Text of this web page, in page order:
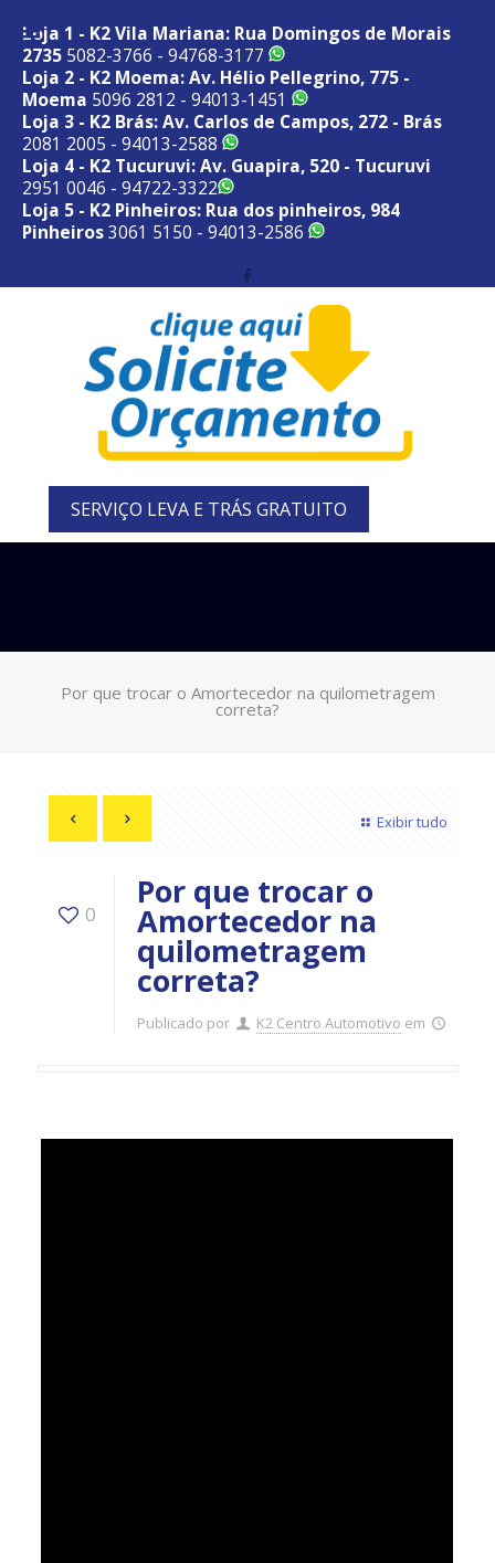
Loja 1 - K2 Vila Mariana: Rua Domingos de Morais
2735 5082-3766 - 94768-3177
Loja 2 - K2 Moema: Av. Hélio Pellegrino, 775 -
Moema 5096 2812 - 94013-1451
Loja 3 - K2 Brás: Av. Carlos de Campos, 272 - Brás
2081 2005 - 94013-2588
Loja 4 - K2 Tucuruvi: Av. Guapira, 520 - Tucuruvi
2951 0046 - 94722-3322
Loja 5 - K2 Pinheiros: Rua dos pinheiros, 984
Pinheiros3061 5150 - 94013-2586
SERVIÇO LEVA E TRÁS GRATUITO
Por que trocar o Amortecedor na quilometragem
correta?
Exibir tudo
0
Por que trocar o
Amortecedor na
quilometragem
correta?
Publicado por K2 Centro Automotivo em